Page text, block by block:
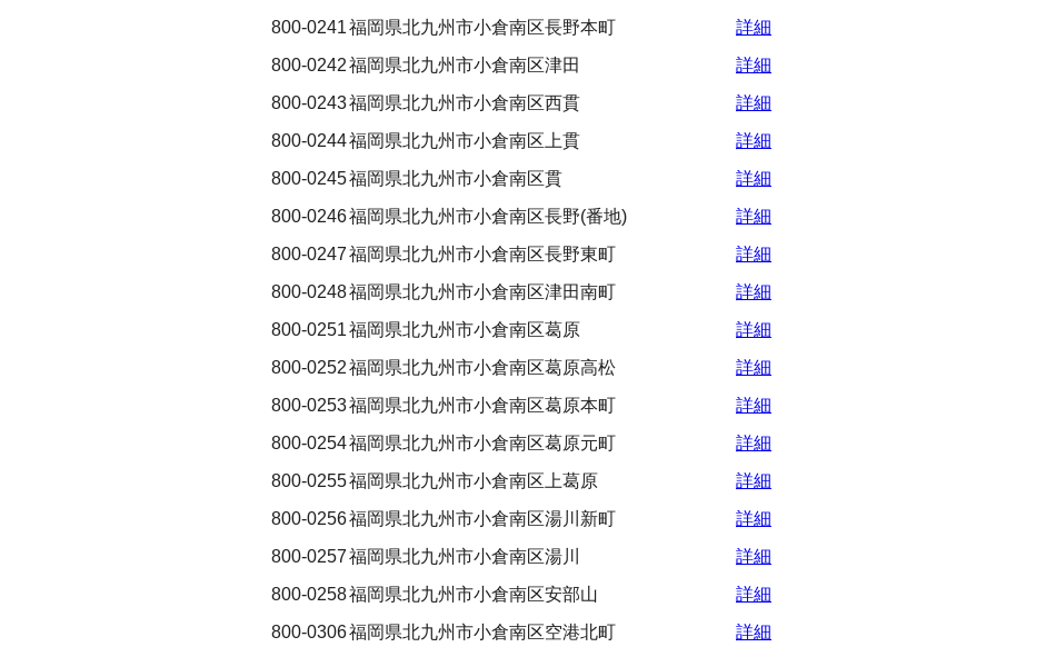
800-0241福岡県北九州市小倉南区長野本町
詳細
800-0242福岡県北九州市小倉南区津田
詳細
800-0243福岡県北九州市小倉南区西貫
詳細
800-0244福岡県北九州市小倉南区上貫
詳細
800-0245福岡県北九州市小倉南区貫
詳細
800-0246福岡県北九州市小倉南区長野(番地)
詳細
800-0247福岡県北九州市小倉南区長野東町
詳細
800-0248福岡県北九州市小倉南区津田南町
詳細
800-0251福岡県北九州市小倉南区葛原
詳細
800-0252福岡県北九州市小倉南区葛原高松
詳細
800-0253福岡県北九州市小倉南区葛原本町
詳細
800-0254福岡県北九州市小倉南区葛原元町
詳細
800-0255福岡県北九州市小倉南区上葛原
詳細
800-0256福岡県北九州市小倉南区湯川新町
詳細
800-0257福岡県北九州市小倉南区湯川
詳細
800-0258福岡県北九州市小倉南区安部山
詳細
800-0306福岡県北九州市小倉南区空港北町
詳細